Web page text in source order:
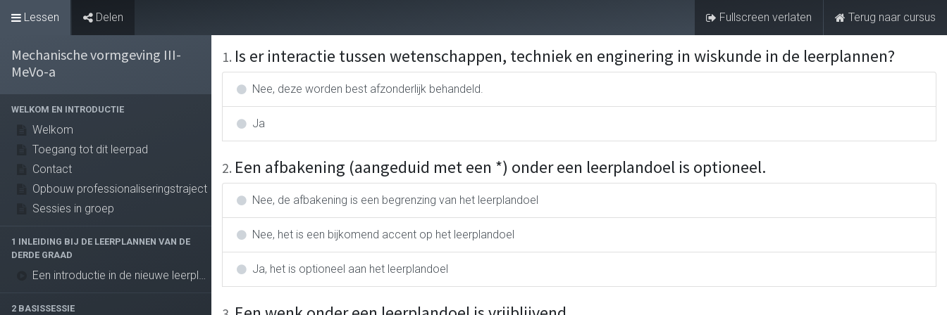
Aanmelden FAQ
Lessen Delen Fullscreen verlaten Terug naar cursus
1. Is er interactie tussen wetenschappen, techniek en enginering in wiskunde in de leerplannen?
Nee, deze worden best afzonderlijk behandeld.
Ja
2. Een afbakening (aangeduid met een *) onder een leerplandoel is optioneel.
Nee, de afbakening is een begrenzing van het leerplandoel
Nee, het is een bijkomend accent op het leerplandoel
Ja, het is optioneel aan het leerplandoel
Mechanische vormgeving III-
MeVo-a
WELKOM EN INTRODUCTIE
Welkom
Toegang tot dit leerpad
Contact
Opbouw professionaliseringstraject
Sessies in groep
1 INLEIDING BIJ DE LEERPLANNEN VAN DE
DERDE GRAAD
Een introductie in de nieuwe leerplannen van de derde graad
2 BASISSESSIE